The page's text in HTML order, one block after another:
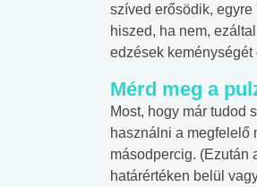
szíved erősödik,
hiszed, ha nem,
edzések keménységét
Mérd meg a
Most, hogy már tudod
használni a megfelelő
másodpercig. (Ezután
határértéken belül